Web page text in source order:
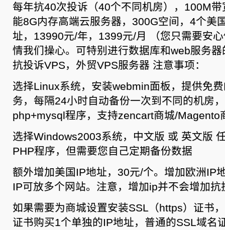
每年抗40次投诉（40个不同机房），100M
能8G内存高端云服务器，300G空间，4个美
址，13990元/年，1399元/月 （您只需要安
情我们操心。可特别进行数据库和web服务
抗投诉VPS，外贸VPS服务器 注意事项：
选择Linux系统，安装webmin面板，提供免
务，每隔24小时自动备份一次到不同的机房
php+mysql程序，支持zencart商城/Magento
选择Windows2003系统，中文版 或 英文版
PHP程序，但需要您自己定期备份数据
额外增加美国IP地址，30元/个。增加欧洲IP
IP可放多个网站。注意，增加ip并不会增加抗
如果需要为商城设置安装SSL（https）证书
证书购买1个单独的IP地址，普通的SSL域名